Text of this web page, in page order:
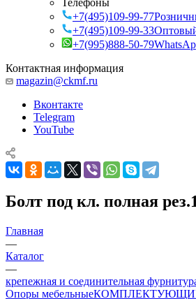
Телефоны
+7(495)109-99-77
+7(495)109-99-33
+7(995)888-50-79
Контактная информация
magazin@ckmf.ru
Вконтакте
Telegram
YouTube
Болт под кл. полная
Главная
—
Каталог
—
крепежная и соединительная
Опоры мебельные